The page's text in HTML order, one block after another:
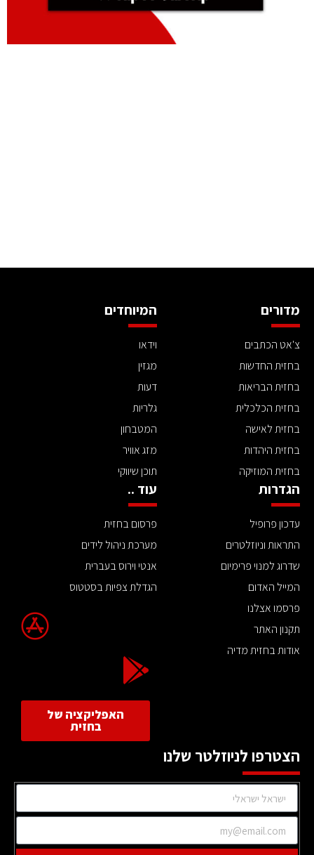
מדורים
צ'אט הכתבים
בחזית החדשות
בחזית הבריאות
בחזית הכלכלית
בחזית לאישה
בחזית היהדות
בחזית המוזיקה
המיוחדים
וידאו
מגזין
דעות
גלריות
המטבחון
מזג אוויר
תוכן שיווקי
הגדרות
עדכון פרופיל
התראות וניוזלטרים
שדרוג למנוי פרימיום
המייל האדום
פרסמו אצלנו
תקנון האתר
אודות בחזית מדיה
עוד ..
פרסום בחזית
מערכת ניהול לידים
אנטי וירוס בעברית
הגדלת צפיות בסטטוס
האפליקציה של
בחזית
הצטרפו לניוזלטר שלנו